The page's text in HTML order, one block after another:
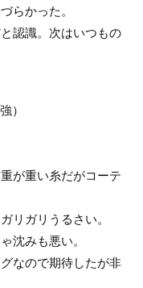
らかった。
認識。次はいつもの
）
が重い糸だがコーテ
リガリうるさい。
沈みも悪い。
なので期待したが非